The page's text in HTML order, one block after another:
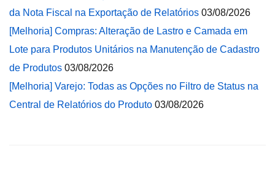
da Nota Fiscal na Exportação de Relatórios 03/08/2026
[Melhoria] Compras: Alteração de Lastro e Camada em
Lote para Produtos Unitários na Manutenção de Cadastro
de Produtos 03/08/2026
[Melhoria] Varejo: Todas as Opções no Filtro de Status na
Central de Relatórios do Produto 03/08/2026